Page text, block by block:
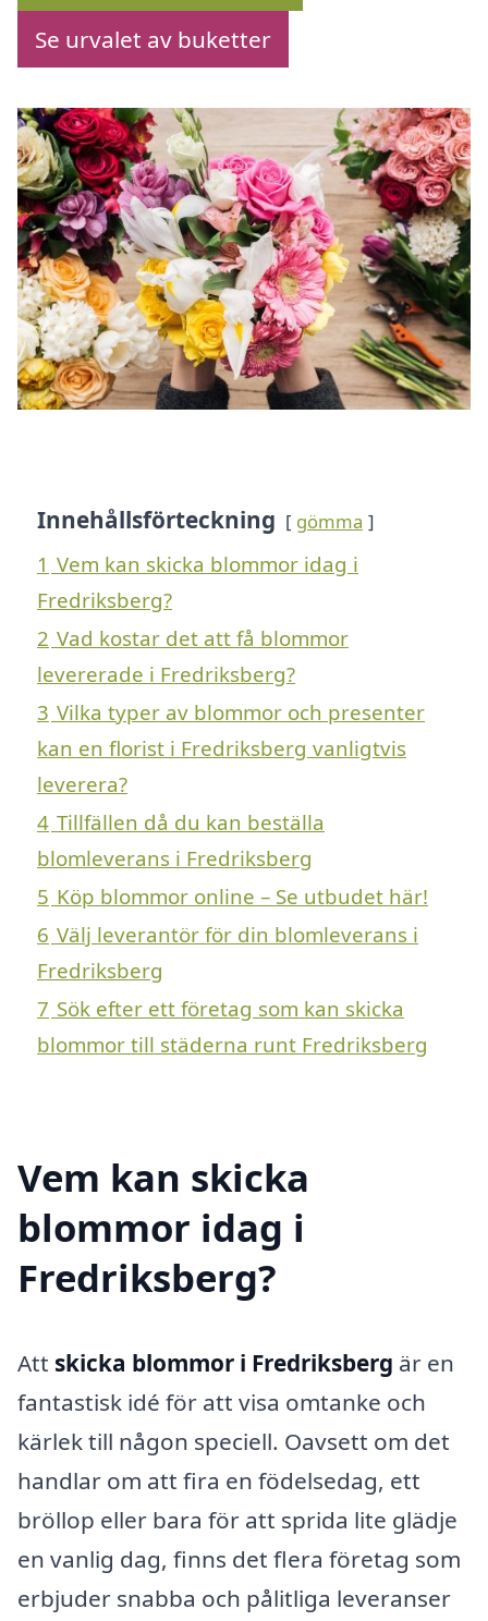
Se urvalet av buketter
Innehållsförteckning gömma
1 Vem kan skicka blommor idag i
Fredriksberg?
2 Vad kostar det att få blommor
levererade i Fredriksberg?
3 Vilka typer av blommor och presenter
kan en florist i Fredriksberg vanligtvis
leverera?
4 Tillfällen då du kan beställa
blomleverans i Fredriksberg
5 Köp blommor online – Se utbudet här!
6 Välj leverantör för din blomleverans i
Fredriksberg
7 Sök efter ett företag som kan skicka
blommor till städerna runt Fredriksberg
Vem kan skicka
blommor idag i
Fredriksberg?
Att skicka blommor i Fredriksberg är en
fantastisk idé för att visa omtanke och
kärlek till någon speciell. Oavsett om det
handlar om att fira en födelsedag, ett
bröllop eller bara för att sprida lite glädje
en vanlig dag, finns det flera företag som
erbjuder snabba och pålitliga leveranser